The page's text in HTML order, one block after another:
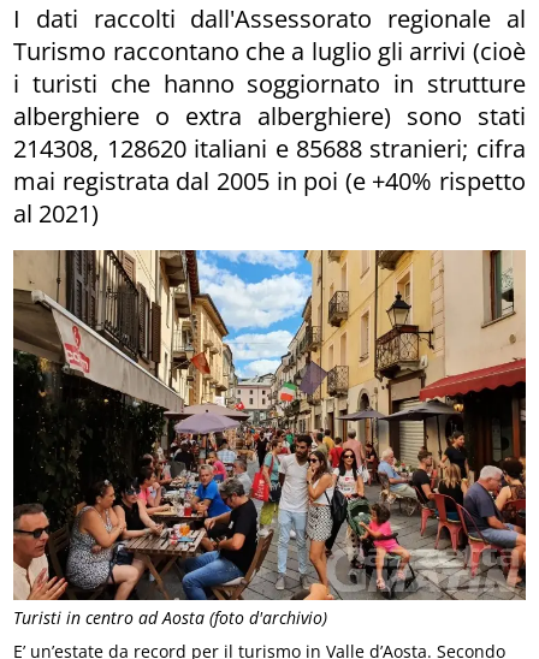
Turisti in centro ad Aosta (foto d'archivio)
I dati raccolti dall'Assessorato regionale al
Turismo raccontano che a luglio gli arrivi (cioè
i turisti che hanno soggiornato in strutture
alberghiere o extra alberghiere) sono stati
214308, 128620 italiani e 85688 stranieri; cifra
mai registrata dal 2005 in poi (e +40% rispetto
al 2021)
E’ un’estate da record per il turismo in Valle d’Aosta. Secondo